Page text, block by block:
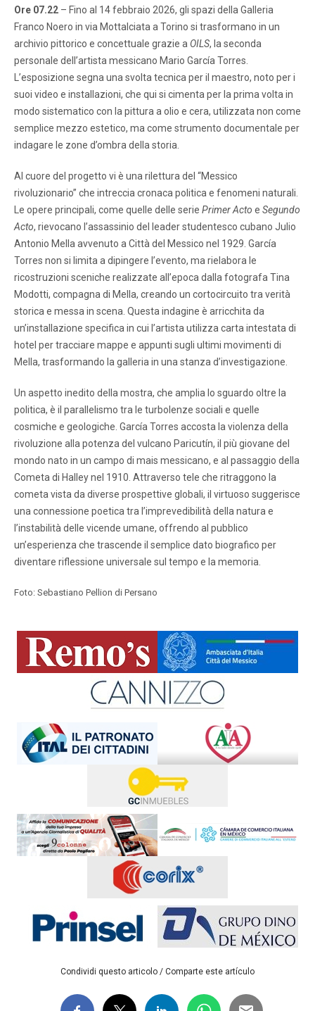
Ore 07.22 – Fino al 14 febbraio 2026, gli spazi della Galleria
Franco Noero in via Mottalciata a Torino si trasformano in un
archivio pittorico e concettuale grazie a OILS, la seconda
personale dell’artista messicano Mario García Torres.
L’esposizione segna una svolta tecnica per il maestro, noto per i
suoi video e installazioni, che qui si cimenta per la prima volta in
modo sistematico con la pittura a olio e cera, utilizzata non come
semplice mezzo estetico, ma come strumento documentale per
indagare le zone d’ombra della storia.
Al cuore del progetto vi è una rilettura del “Messico
rivoluzionario” che intreccia cronaca politica e fenomeni naturali.
Le opere principali, come quelle delle serie Primer Acto e Segundo
Acto, rievocano l’assassinio del leader studentesco cubano Julio
Antonio Mella avvenuto a Città del Messico nel 1929. García
Torres non si limita a dipingere l’evento, ma rielabora le
ricostruzioni sceniche realizzate all’epoca dalla fotografa Tina
Modotti, compagna di Mella, creando un cortocircuito tra verità
storica e messa in scena. Questa indagine è arricchita da
un’installazione specifica in cui l’artista utilizza carta intestata di
hotel per tracciare mappe e appunti sugli ultimi movimenti di
Mella, trasformando la galleria in una stanza d’investigazione.
Un aspetto inedito della mostra, che amplia lo sguardo oltre la
politica, è il parallelismo tra le turbolenze sociali e quelle
cosmiche e geologiche. García Torres accosta la violenza della
rivoluzione alla potenza del vulcano Paricutín, il più giovane del
mondo nato in un campo di mais messicano, e al passaggio della
Cometa di Halley nel 1910. Attraverso tele che ritraggono la
cometa vista da diverse prospettive globali, il virtuoso suggerisce
una connessione poetica tra l’imprevedibilità della natura e
l’instabilità delle vicende umane, offrendo al pubblico
un’esperienza che trascende il semplice dato biografico per
diventare riflessione universale sul tempo e la memoria.
Foto: Sebastiano Pellion di Persano
Condividi questo articolo / Comparte este artículo